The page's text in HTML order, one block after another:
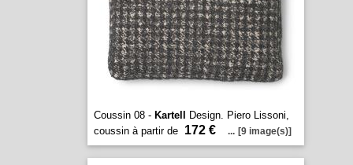
Coussin 08 - Kartell
Design. Piero Lissoni,
coussin à partir de 172 € ... [9 image(s)]